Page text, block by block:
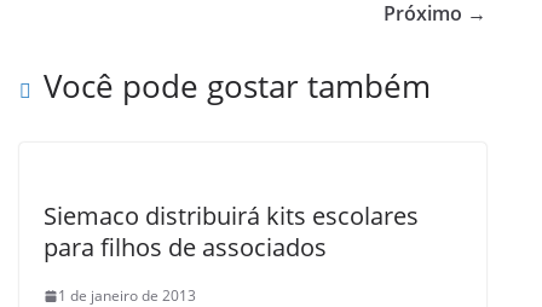
o
Próximo →
Você pode gostar também
Siemaco distribuirá kits escolares
para filhos de associados
1 de janeiro de 2013